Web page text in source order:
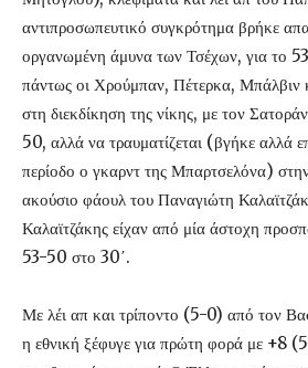
αντιπροσωπευτικό συγκρότημα βρήκε
οργανωμένη άμυνα των Τσέχων, για το
πάντως οι Χρούμπαν, Πέτερκα, Μπάλβιν
στη διεκδίκηση της νίκης, με τον
50, αλλά να τραυματίζεται (βγήκε αλλά
περίοδο ο γκαρντ της Μπαρτσελόνα)
ακούσιο φάουλ του Παναγιώτη
Καλαϊτζάκης είχαν από μία άστοχη
53-50 στο 30΄.
Με λέι απ και τρίποντο (5-0) από τον
η εθνική ξέφυγε για πρώτη φορά με +8